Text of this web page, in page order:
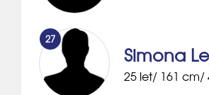
27
Simona
25 let/ 161 cm/